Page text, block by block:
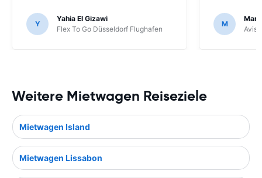
Y
Yahia El Gizawi
Flex To Go Düsseldorf Flughafen
M
Avis
Weitere Mietwagen Reiseziele
Mietwagen Island
Mietwagen Lissabon